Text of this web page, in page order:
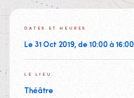
DATES ET HEURES
Le 31 Oct 2019, de 10:00 à 16:00
LE LIEU
Théâtre